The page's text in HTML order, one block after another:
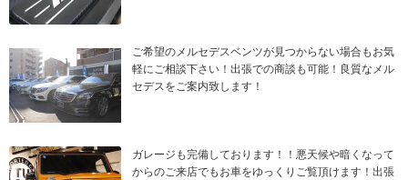
ご希望のメルセデスベンツが見つからない場合もお気
軽にご相談下さい！出張での商談も可能！良質なメル
セデスをご案内致します！
ガレージも完備しております！！悪天候や暗くなって
からのご来店でもお車をゆっくりご覧頂けます！出張